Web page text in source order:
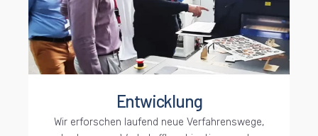
Entwicklung
Wir erforschen laufend neue Verfahrenswege,